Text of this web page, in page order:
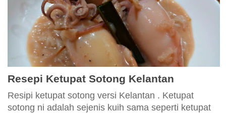
Resepi Ketupat Sotong Kelantan
Resipi ketupat sotong versi Kelantan . Ketupat
sotong ni adalah sejenis kuih sama seperti ketupat